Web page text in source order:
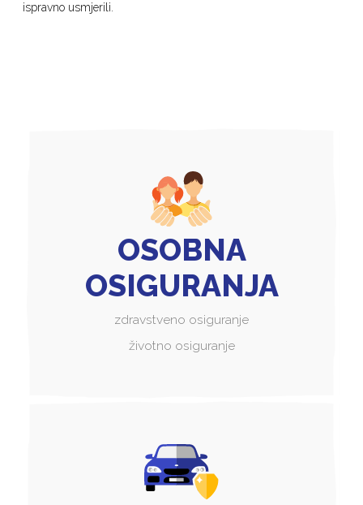
ispravno usmjerili.
OSOBNA
OSIGURANJA
zdravstveno osiguranje
životno osiguranje